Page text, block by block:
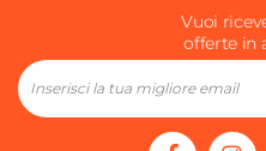
Vuoi
offerte in